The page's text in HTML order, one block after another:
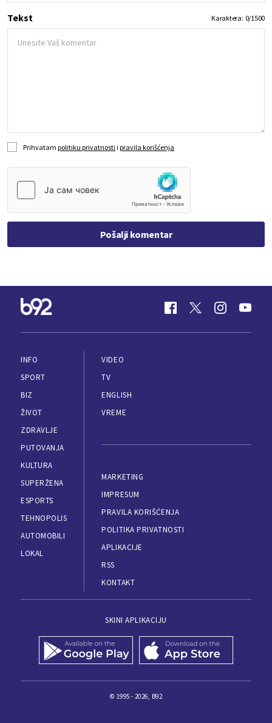
Tekst Karaktera: 0/1500
Prihvatam politiku privatnosti i pravila korišćenja
Pošalji komentar
INFO
SPORT
BIZ
ŽIVOT
ZDRAVLJE
PUTOVANJA
KULTURA
SUPERŽENA
ESPORTS
TEHNOPOLIS
AUTOMOBILI
LOKAL
VIDEO
TV
ENGLISH
VREME
MARKETING
IMPRESUM
PRAVILA KORIŠĆENJA
POLITIKA PRIVATNOSTI
APLIKACIJE
RSS
KONTAKT
SKINI APLIKACIJU
© 1995 - 2026, B92